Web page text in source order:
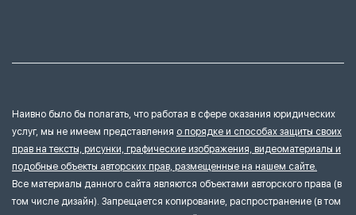
Наивно было бы полагать, что работая в сфере оказания юридических
услуг, мы не имеем представления о порядке и способах защиты своих
прав на тексты, рисунки, графические изображения, видеоматериалы и
подобные объекты авторских прав, размещенные на нашем сайте.
Все материалы данного сайта являются объектами авторского права (в
том числе дизайн). Запрещается копирование, распространение (в том